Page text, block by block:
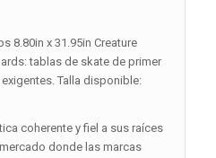
8.80in x 31.95in Creature
tablas de skate de primer
Talla disponible:
coherente y fiel a sus raíces
donde las marcas